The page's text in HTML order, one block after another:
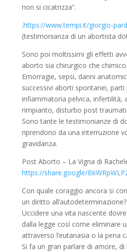
non si cicatrizza”.
.https://www.tempi.it/giorgio-
(testimonianza di un abortista
Sono poi moltissimi gli effetti
aborto sia chirurgico che chimico.
Emorragie, sepsi, danni
successivi aborti spontanei,
infiammatoria pelvica, infertilità,
rimpianto, disturbo post
Sono tante le testimonianze di
riprendono da una interruzione
gravidanza.
Post Aborto – La Vigna di
https://share.google/
Con quale coraggio ancora si
un diritto all’autodeterminazione?
Uccidere una vita nascente
dalla legge così come eliminare
attraverso l’eutanasia o la pena
Si fa un gran parlare di amore,